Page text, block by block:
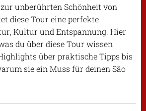
unberührten Schönheit von
diese Tour eine perfekte
Kultur und Entspannung. Hier
du über diese Tour wissen
über praktische Tipps bis
sie ein Muss für deinen São